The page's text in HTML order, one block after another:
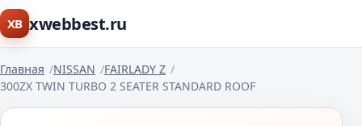
XB xwebbest.ru
Главная NISSAN
FAIRLADY Z
300ZX TWIN TURBO 2 SEATER STANDARD ROOF